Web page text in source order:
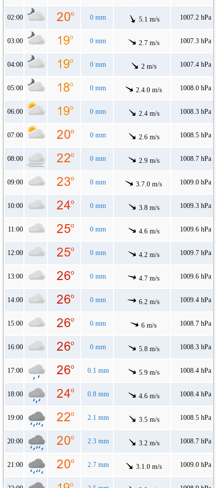
02:00 0 mm 5.1 m/s 1007.2 hPa
03:00 0 mm 2.7 m/s 1007.3 hPa
04:00 0 mm 2 m/s 1007.4 hPa
05:00 0 mm 2.4.0 m/s 1008.0 hPa
06:00 0 mm 2.4 m/s 1008.3 hPa
07:00 0 mm 2.6 m/s 1008.5 hPa
08:00 0 mm 2.9 m/s 1008.7 hPa
09:00 0 mm 3.7.0 m/s 1009.0 hPa
10:00 0 mm 3.8 m/s 1009.3 hPa
11:00 0 mm 4.6 m/s 1009.6 hPa
12:00 0 mm 4.2 m/s 1009.7 hPa
13:00 0 mm 4.7 m/s 1009.6 hPa
14:00 0 mm 6.2 m/s 1009.4 hPa
15:00 0 mm 6 m/s 1008.7 hPa
16:00 0 mm 5.8 m/s 1008.3 hPa
17:00 0.1 mm 5.9 m/s 1008.4 hPa
18:00 0.8 mm 4.6 m/s 1008.4 hPa
19:00 2.1 mm 3.5 m/s 1008.5 hPa
20:00 2.3 mm 3.2 m/s 1008.7 hPa
21:00 2.7 mm 3.1.0 m/s 1009.0 hPa